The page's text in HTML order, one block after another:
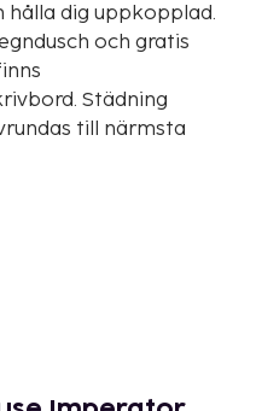
hålla dig uppkopplad.
och gratis
Städning
till närmsta
0,2 km